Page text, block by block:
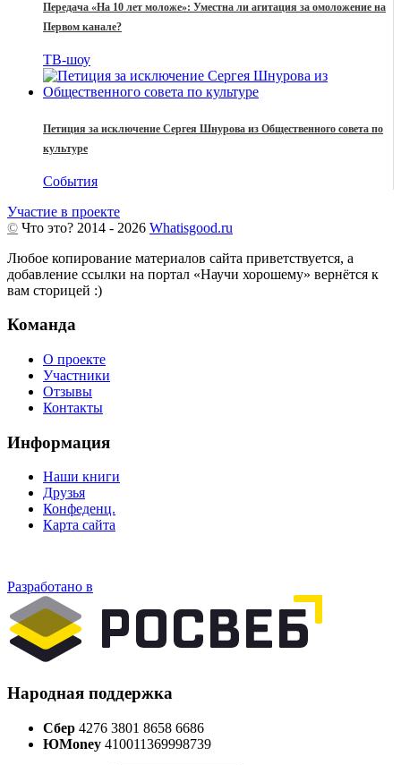
Передача «На 10 лет моложе»: Уместна ли агитация за омоложение на
Первом канале?
ТВ-шоу
Петиция за исключение Сергея Шнурова из Общественного совета по
культуре
События
Участие в проекте
© Что это? 2014 - 2026 Whatisgood.ru
Любое копирование материалов сайта приветствуется, а
добавление ссылки на портал «Научи хорошему» вернётся к
вам сторицей :)
Команда
О проекте
Участники
Отзывы
Контакты
Информация
Наши книги
Друзья
Конфеденц.
Карта сайта
Разработано в
Народная поддержка
Сбер 4276 3801 8658 6686
ЮMoney 410011369998739